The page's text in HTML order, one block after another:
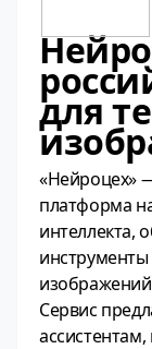
для
«Нейроцех»
платформа
интеллекта,
инструменты
Сервис